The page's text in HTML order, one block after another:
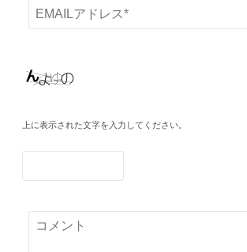
上に表示された文字を入力してください。